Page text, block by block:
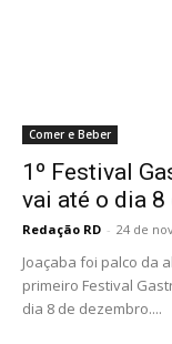
Comer e Beber
1º Festival
vai até o dia
Redação RD - 24 de
Joaçaba foi palco da
primeiro Festival
dia 8 de dezembro....